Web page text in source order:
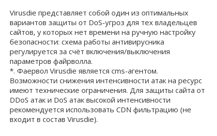
Virusdie представляет собой один из оптимальных
вариантов защиты от DoS-угроз для тех владельцев
сайтов, у которых нет времени на ручную настройку
безопасности: схема работы антивирусника
регулируется за счёт включения/выключения
параметров файрволла.
*. Фаервол Virusdie является cms-агентом.
Возможности снижения интенсивности атак на ресурс
имеют технические ограничения. Для защиты сайта от
DDoS атак и DoS атак высокой интенсивности
рекомендуется использовать CDN фильтрацию (не
входит в состав Virusdie).